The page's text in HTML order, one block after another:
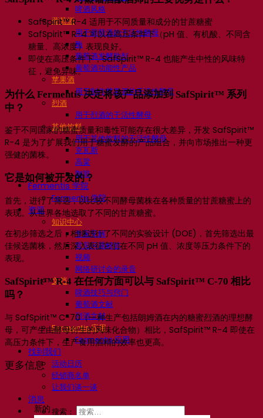
啤酒风格
葡萄酒
用于葡萄酒的干活性酵母
酶
葡萄酒发酵助剂
葡萄酒功能性产品
苹果酒
用于制作苹果酒的干活性酵母
烈酒
用于烈酒的干活性酵母
其他饮料
用于其他饮料的干活性酵母
克瓦斯
高粱
咖啡
Fermentis 学院
Fermentis 学院
资源
知识中心
专家见解
常见问题解答
视频
网络研讨会的录音
文档
啤酒技巧与窍门
葡萄酒文献
烈酒文献
Fermentis 应用
Fermentis 应用
找到我们
活动日历
经销商名单
让我们谈一谈
消息
搜索：
SafSpirit™ R-4 适用于不同质量和成分的甘蔗糖蜜
SafSpirit™ R-4 可以在高压条件下（pH 值、有机酸、不同含
糖量、高浓度）表现良好。
即使在高压条件下，SafSpirit™ R-4 也能产生中性的风味特
征，避免异味。
为什么 Fermentis 决定将该产品添加到 SafSpirit™ 系列
中？
鉴于不同国家的糖蜜质量和毒性可能存在很大差异，开发 SafSpirit™
R-4 是为了扩展我们用于糖蜜发酵的产品组合，并向市场推出一种更
强健的菌株。
它是如何被开发的？
首先，进行了筛选，以比较不同酵母菌株在各种质量的甘蔗糖蜜上的
表现。从世界各地选取了不同的甘蔗糖蜜。
在初步筛选之后，相继进行了不同的实验设计 (DOE)，首先筛选出最
佳候选菌株，然后深入表征它们在不同 pH 值、浓度等压力条件下的
表现。
SafSpirit™ R-4 在任何方面可以与 SafSpirit™ C-70 相比
吗？
与 SafSpirit™ C-70（一种生产包括朗姆酒在内的糖蜜烈酒的理想酵
母，可产生由酵母衍生的风味化合物）相比，SafSpirit™ R-4 即使在
高压力条件下，生产食用酒精的效率也更高。
更多信息
新的